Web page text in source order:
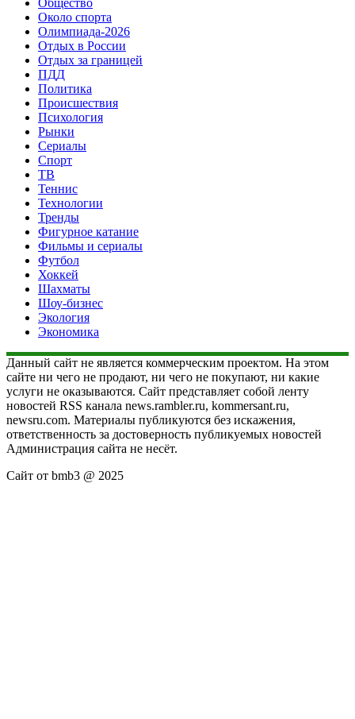
Около спорта
Олимпиада-2026
Отдых в России
Отдых за границей
ПДД
Политика
Происшествия
Психология
Рынки
Сериалы
Спорт
ТВ
Теннис
Технологии
Тренды
Фигурное катание
Фильмы и сериалы
Футбол
Хоккей
Шахматы
Шоу-бизнес
Экология
Экономика
Данный сайт не является коммерческим проектом. На этом
сайте ни чего не продают, ни чего не покупают, ни какие
услуги не оказываются. Сайт представляет собой ленту
новостей RSS канала news.rambler.ru, kommersant.ru,
newsru.com. Материалы публикуются без искажения,
ответственность за достоверность публикуемых новостей
Администрация сайта не несёт.
Сайт от bmb3 @ 2025